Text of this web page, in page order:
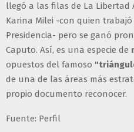
llegó a las filas de La Libertad
Karina Milei -con quien
Presidencia- pero se ganó
Caputo. Así, es una especie de
opuestos del famoso
de una de las áreas más
propio documento reconocer.
Fuente: Perfil